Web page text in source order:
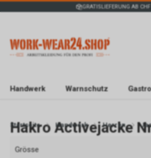
GRATISLIEFERUNG AB
Handwerk Warnschutz Gastro
Startseite Handwerk Herren
Hakro Activejacke
Grösse